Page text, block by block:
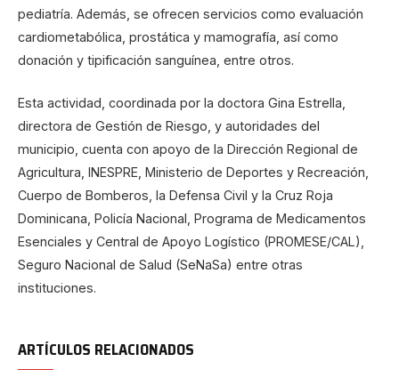
pediatría. Además, se ofrecen servicios como evaluación
cardiometabólica, prostática y mamografía, así como
donación y tipificación sanguínea, entre otros.
Esta actividad, coordinada por la doctora Gina Estrella,
directora de Gestión de Riesgo, y autoridades del
municipio, cuenta con apoyo de la Dirección Regional de
Agricultura, INESPRE, Ministerio de Deportes y Recreación,
Cuerpo de Bomberos, la Defensa Civil y la Cruz Roja
Dominicana, Policía Nacional, Programa de Medicamentos
Esenciales y Central de Apoyo Logístico (PROMESE/CAL),
Seguro Nacional de Salud (SeNaSa) entre otras
instituciones.
ARTÍCULOS RELACIONADOS